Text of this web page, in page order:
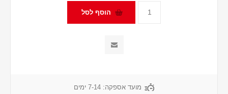
מועד אספקה: 7-14 ימים